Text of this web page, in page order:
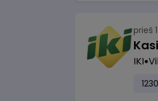
prieš
IKI